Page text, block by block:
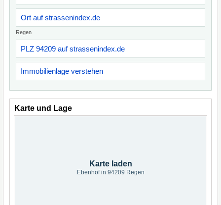
Ort auf strassenindex.de
Regen
PLZ 94209 auf strassenindex.de
Immobilienlage verstehen
Karte und Lage
Karte laden
Ebenhof in 94209 Regen